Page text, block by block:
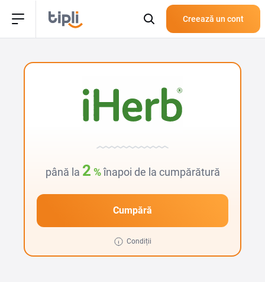
Creează un cont
până la 2 %înapoi de la cumpărătură
Cumpără
Condiții